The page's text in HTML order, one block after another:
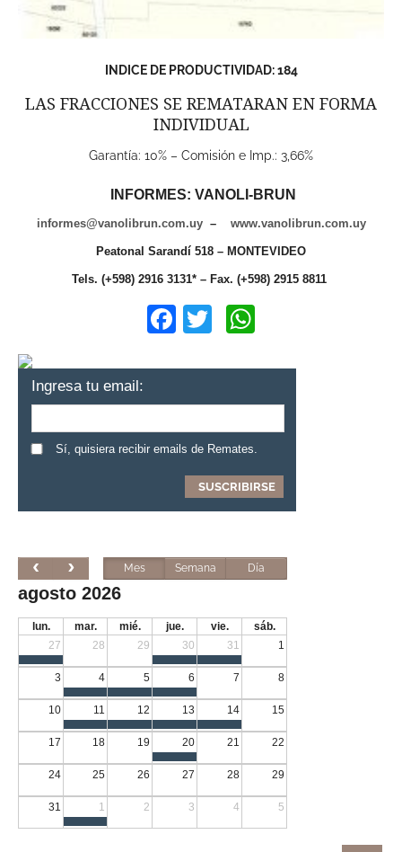
INDICE DE PRODUCTIVIDAD: 184
LAS FRACCIONES SE REMATARAN EN FORMA
INDIVIDUAL
Garantía: 10% – Comisión e Imp.: 3,66%
INFORMES: VANOLI-BRUN
informes@vanolibrun.com.uy– www.vanolibrun.com.uy
Peatonal Sarandí 518 – MONTEVIDEO
Tels. (+598) 2916 3131* – Fax. (+598) 2915 8811
Facebook
Twitter
Ingresa tu email:
Sí, quisiera recibir emails de Remates.
Mes Semana Día
agosto 2026
lun. mar. mié. jue. vie.
sáb.
27
28 29 30 31 1
3 4 5 6 7 8
10 11 12 13 14 15
17 18 19 20 21 22
24 25 26 27 28 29
31 1 2 3 4 5